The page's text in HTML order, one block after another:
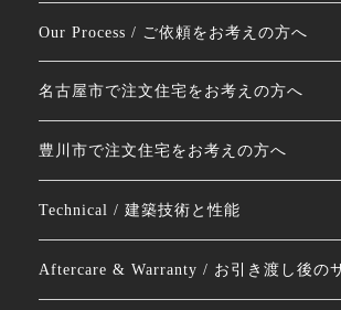
Our Process / ご依頼をお考えの方へ
名古屋市で注文住宅をお考えの方へ
豊川市で注文住宅をお考えの方へ
Technical / 建築技術と性能
Aftercare & Warranty / お引き渡し後の